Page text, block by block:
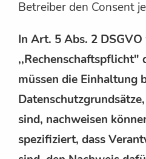
Betreiber den Consent
In Art. 5 Abs. 2
müssen die Einhaltung
sind, nachweisen
spezifiziert, dass